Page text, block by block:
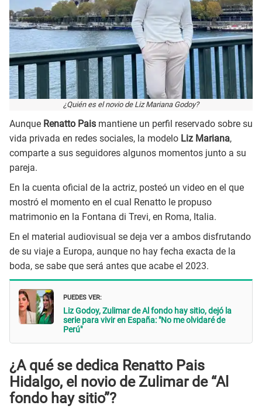
¿Quién es el novio de Liz Mariana Godoy?
Aunque Renatto Pais mantiene un perfil reservado sobre su
vida privada en redes sociales, la modelo Liz Mariana,
comparte a sus seguidores algunos momentos junto a su
pareja.
En la cuenta oficial de la actriz, posteó un video en el que
mostró el momento en el cual Renatto le propuso
matrimonio en la Fontana di Trevi, en Roma, Italia.
En el material audiovisual se deja ver a ambos disfrutando
de su viaje a Europa, aunque no hay fecha exacta de la
boda, se sabe que será antes que acabe el 2023.
PUEDES VER:
Liz Godoy, Zulimar de Al fondo hay sitio, dejó la
serie para vivir en España: "No me olvidaré de
Perú"
¿A qué se dedica Renatto Pais
Hidalgo, el novio de Zulimar de “Al
fondo hay sitio”?